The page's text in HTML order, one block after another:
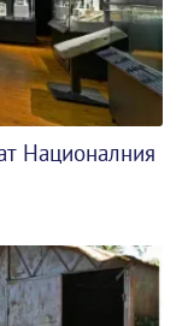
Националния